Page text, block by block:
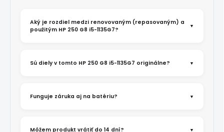
Aký je rozdiel medzi renovovaným (repasovaným) a
použitým HP 250 G8 i5-1135G7?
Sú diely v tomto HP 250 G8 i5-1135G7 originálne?
Funguje záruka aj na batériu?
Môžem produkt vrátiť do 14 dní?